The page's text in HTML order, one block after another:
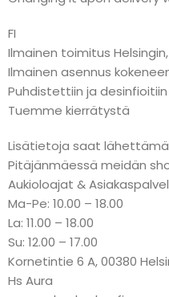
FI
Ilmainen toimitus
Ilmainen asennus
Puhdistettiin ja
Tuemme kierrätystä
Lisätietoja saat
Pitäjänmäessä meidän
Aukioloajat &
Ma-Pe: 10.00 – 18.00
La: 11.00 – 18.00
Su: 12.00 – 17.00
Kornetintie 6 A, 00380
Hs Aura